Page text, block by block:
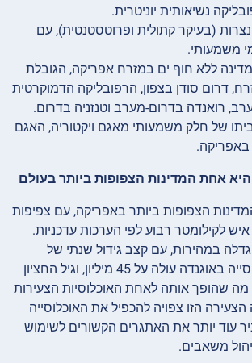
נשיאותית יוניטרית.
(בעיקר קתולית ופרוטסטנטית), עם
משמעותי.
ללא חוף ים במזרח אפריקה, הגובלת
דרום סודן בצפון, הרפובליקה הדמוקרטית
רואנדה בדרום-מערב וטנזניה בדרום.
של חלק משמעותי מאגם ויקטוריה, האגם
באפריקה.
הצפופות ביותר באפריקה, עם צפיפות
אוכלוסין של כ-229 איש לקילומטר רבוע לפי הערכות עדכניות.
גדלה במהירות, עם קצב גידול שנתי של
כ-3.3%. סך האוכלוסייה באוגנדה עולה על 45 מיליון, וגיל החציון
16.7 שנים, מה שהופך אותה לאחת האוכלוסיות הצעירות
הזו צפויה להכפיל את האוכלוסייה
שיגביר עוד יותר את האתגרים הקשורים לשימוש
משאבים.